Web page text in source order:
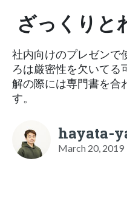
ざっくりと
社内向けのプレゼンで
ろは厳密性を欠いてる
解の際には専門書を合
す。
hayata-
March 20, 2019